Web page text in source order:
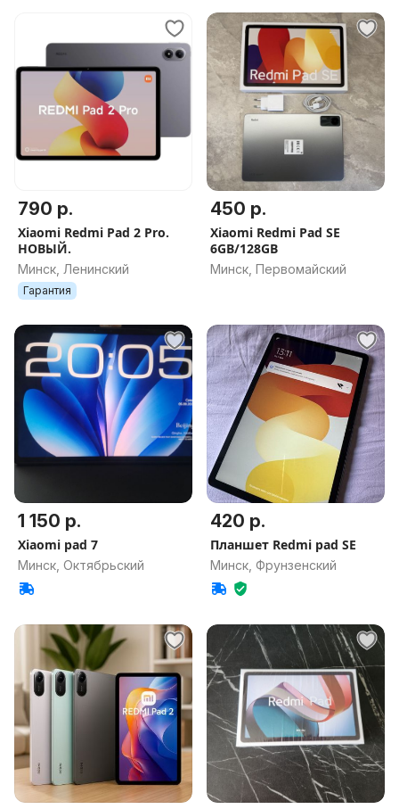
790 р.
Xiaomi Redmi Pad 2 Pro.
НОВЫЙ.
Минск, Ленинский
Гарантия
450 р.
Xiaomi Redmi Pad SE
6GB/128GB
Минск, Первомайский
1 150 р.
Xiaomi pad 7
Минск, Октябрьский
420 р.
Планшет Redmi pad SE
Минск, Фрунзенский